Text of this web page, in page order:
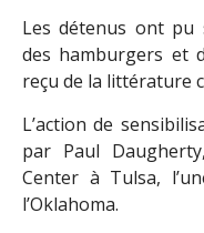
Les détenus ont pu
des hamburgers et
reçu de la littérature
L’action de
par Paul
Center à Tulsa,
l’Oklahoma.